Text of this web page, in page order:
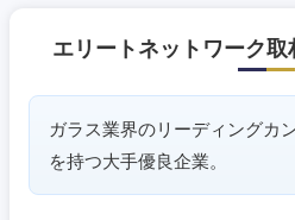
エリートネットワーク
ガラス業界のリーディングカ
を持つ大手優良企業。